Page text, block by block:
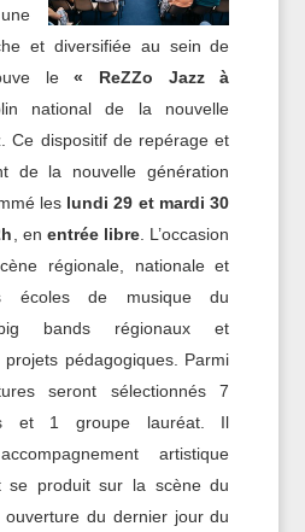
et diversifiée au sein de
le« ReZZo Jazz à
national de la nouvelle
Ce dispositif de repérage et
de la nouvelle génération
les lundi 29 et mardi 30
, en entrée libre . L’occasion
régionale, nationale et
écoles de musique du
bands régionaux et
pédagogiques. Parmi
seront sélectionnés 7
et 1 groupe lauréat. Il
artistique
se produit sur la scène du
du dernier jour du